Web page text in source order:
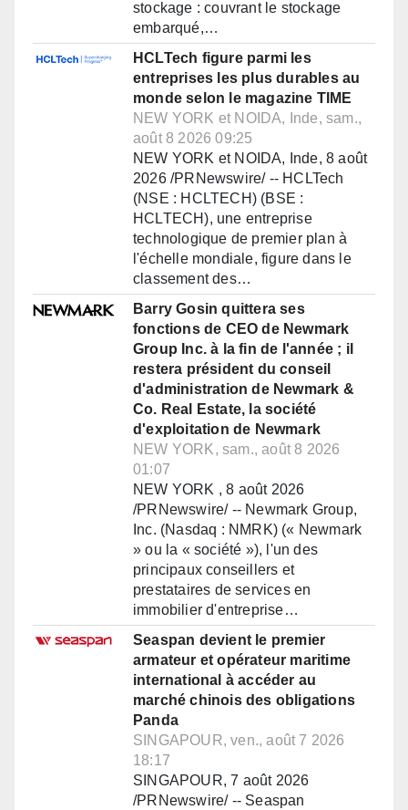
stockage : couvrant le stockage
embarqué,…
HCLTech figure parmi les
entreprises les plus durables au
monde selon le magazine TIME
NEW YORK et NOIDA, Inde, sam.,
août 8 2026 09:25
NEW YORK et NOIDA, Inde, 8 août
2026 /PRNewswire/ -- HCLTech
(NSE : HCLTECH) (BSE :
HCLTECH), une entreprise
technologique de premier plan à
l'échelle mondiale, figure dans le
classement des…
Barry Gosin quittera ses
fonctions de CEO de Newmark
Group Inc. à la fin de l'année ; il
restera président du conseil
d'administration de Newmark &
Co. Real Estate, la société
d'exploitation de Newmark
NEW YORK, sam., août 8 2026
01:07
NEW YORK , 8 août 2026
/PRNewswire/ -- Newmark Group,
Inc. (Nasdaq : NMRK) (« Newmark
» ou la « société »), l'un des
principaux conseillers et
prestataires de services en
immobilier d'entreprise…
Seaspan devient le premier
armateur et opérateur maritime
international à accéder au
marché chinois des obligations
Panda
SINGAPOUR, ven., août 7 2026
18:17
SINGAPOUR, 7 août 2026
/PRNewswire/ -- Seaspan